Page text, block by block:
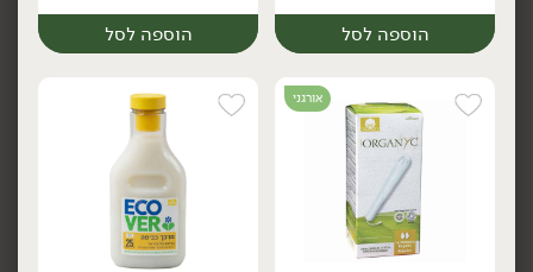
יח׳ יח׳
84.90
₪
/ יח׳
מילוי לסבון ידיים בריח
פרשי כחול - .Clean
59.90
₪/ יח׳
דפי כביסה אקולוגיים -
.Clean
הוספה לסל הוספה לסל
אורגני